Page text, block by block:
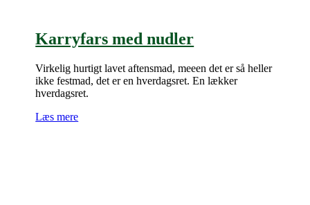
Karryfars med nudler
Virkelig hurtigt lavet aftensmad, meeen det er så heller
ikke festmad, det er en hverdagsret. En lækker
hverdagsret.
Læs mere